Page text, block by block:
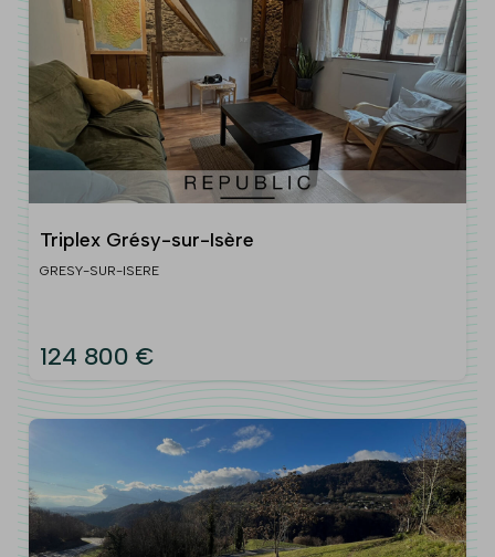
Triplex Grésy-sur-Isère
GRESY-SUR-ISERE
124 800 €